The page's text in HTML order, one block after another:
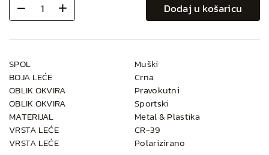
Dodaj u košaricu
SPOL
Muški
BOJA LEĆE
Crna
OBLIK OKVIRA
Pravokutni
OBLIK OKVIRA
Sportski
MATERIJAL
Metal & Plastika
VRSTA LEĆE
CR-39
VRSTA LEĆE
Polarizirano